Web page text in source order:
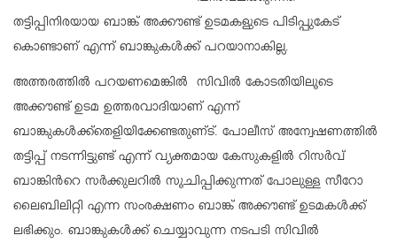
തട്ടിപ്പിനിരയായ ബാങ്ക് അക്കൗണ്ട് ഉടമകളുടെ പിടിപ്പുകേട്
കൊണ്ടാണ് എന്ന് ബാങ്കുകൾക്ക് പറയാനാകില്ല.
അത്തരത്തിൽ പറയണമെങ്കിൽ സിവിൽ കോടതിയിലൂടെ
അക്കൗണ്ട് ഉടമ ഉത്തരവാദിയാണ് എന്ന്
ബാങ്കുകൾക്ക്തെളിയിക്കേണ്ടതുണ്ട്. പോലീസ് അന്വേഷണത്തിൽ
തട്ടിപ്പ് നടന്നിട്ടുണ്ട് എന്ന് വ്യക്തമായ കേസുകളിൽ റിസർവ്
ബാങ്കിൻറെ സർക്കുലറിൽ സൂചിപ്പിക്കുന്നത് പോലുള്ള സീറോ
ലൈബിലിറ്റി എന്ന സംരക്ഷണം ബാങ്ക് അക്കൗണ്ട് ഉടമകൾക്ക്
ലഭിക്കും. ബാങ്കുകൾക്ക് ചെയ്യാവുന്ന നടപടി സിവിൽ